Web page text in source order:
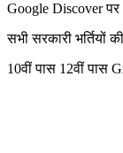
Google Discover
सभी सरकारी भर्तियों
10वीं पास 12वीं पास